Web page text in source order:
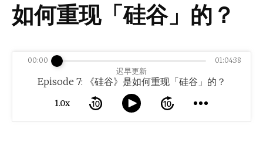
如何重现「硅谷」的？
迟早更新
Episode 7: 《硅谷》是如何重现「硅谷」的？
1.0x
00:00 01:04:38